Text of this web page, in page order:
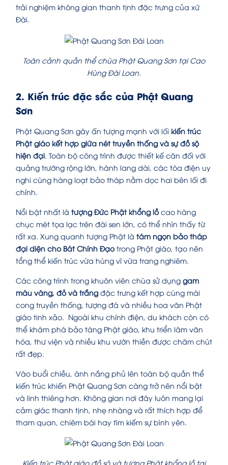
trải nghiệm không gian thanh tịnh đặc trưng của xứ
Đài.
Toàn cảnh quần thể chùa Phật Quang Sơn tại Cao
Hùng Đài Loan.
2. Kiến trúc đặc sắc của Phật Quang
Sơn
Phật Quang Sơn gây ấn tượng mạnh với lối kiến trúc
Phật giáo kết hợp giữa nét truyền thống và sự đồ sộ
hiện đại . Toàn bộ công trình được thiết kế cân đối với
quảng trường rộng lớn, hành lang dài, các tòa điện uy
nghi cùng hàng loạt bảo tháp nằm dọc hai bên lối đi
chính.
Nổi bật nhất là tượng Đức Phật khổng lồcao hàng
chục mét tọa lạc trên đài sen lớn, có thể nhìn thấy từ
rất xa. Xung quanh tượng Phật là tám ngọn bảo tháp
đại diện cho Bát Chính Đạotrong Phật giáo, tạo nên
tổng thể kiến trúc vừa hùng vĩ vừa trang nghiêm.
Các công trình trong khuôn viên chùa sử dụng gam
màu vàng, đỏ và trắng đặc trưng kết hợp cùng mái
cong truyền thống, tượng đá và nhiều hoa văn Phật
giáo tinh xảo. Ngoài khu chính điện, du khách còn có
thể khám phá bảo tàng Phật giáo, khu triển lãm văn
hóa, thư viện và nhiều khu vườn thiền được chăm chút
rất đẹp.
Vào buổi chiều, ánh nắng phủ lên toàn bộ quần thể
kiến trúc khiến Phật Quang Sơn càng trở nên nổi bật
và linh thiêng hơn. Không gian nơi đây luôn mang lại
cảm giác thanh tịnh, nhẹ nhàng và rất thích hợp để
tham quan, chiêm bái hay tìm kiếm sự bình yên.
Kiến trúc Phật giáo đồ sộ và tượng Phật khổng lồ tại